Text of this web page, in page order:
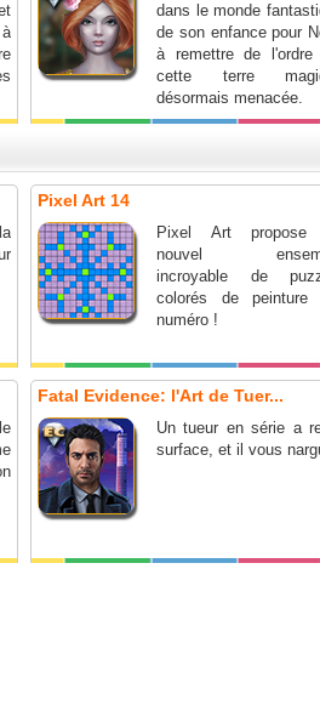
dans le monde
de son enfance pour
à remettre de l'ordre
cette terre
désormais menacée.
Pixel Art 14
Pixel Art propose
nouvel
incroyable de
colorés de peinture
numéro !
Fatal Evidence: l'Art de Tuer...
Un tueur en série a
surface, et il vous